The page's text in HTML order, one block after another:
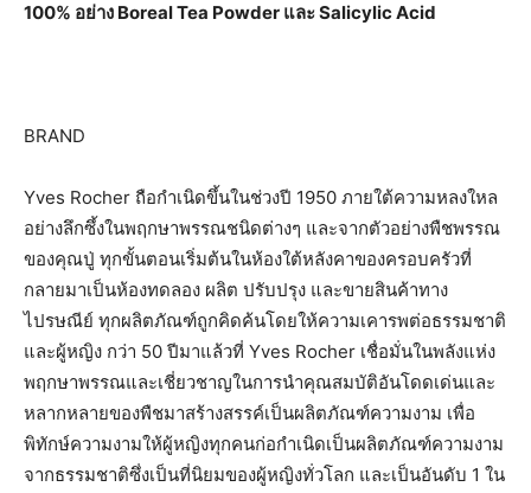
100% อย่าง Boreal Tea Powder และ Salicylic Acid
BRAND
Yves Rocher ถือกำเนิดขึ้นในช่วงปี 1950 ภายใต้ความหลงใหล
อย่างลึกซึ้งในพฤกษาพรรณชนิดต่างๆ และจากตัวอย่างพืชพรรณ
ของคุณปู่ ทุกขั้นตอนเริ่มต้นในห้องใต้หลังคาของครอบครัวที่
กลายมาเป็นห้องทดลอง ผลิต ปรับปรุง และขายสินค้าทาง
ไปรษณีย์ ทุกผลิตภัณฑ์ถูกคิดค้นโดยให้ความเคารพต่อธรรมชาติ
และผู้หญิง กว่า 50 ปีมาแล้วที่ Yves Rocher เชื่อมั่นในพลังแห่ง
พฤกษาพรรณและเชี่ยวชาญในการนำคุณสมบัติอันโดดเด่นและ
หลากหลายของพืชมาสร้างสรรค์เป็นผลิตภัณฑ์ความงาม เพื่อ
พิทักษ์ความงามให้ผู้หญิงทุกคนก่อกำเนิดเป็นผลิตภัณฑ์ความงาม
จากธรรมชาติซึ่งเป็นที่นิยมของผู้หญิงทั่วโลก และเป็นอันดับ 1 ใน